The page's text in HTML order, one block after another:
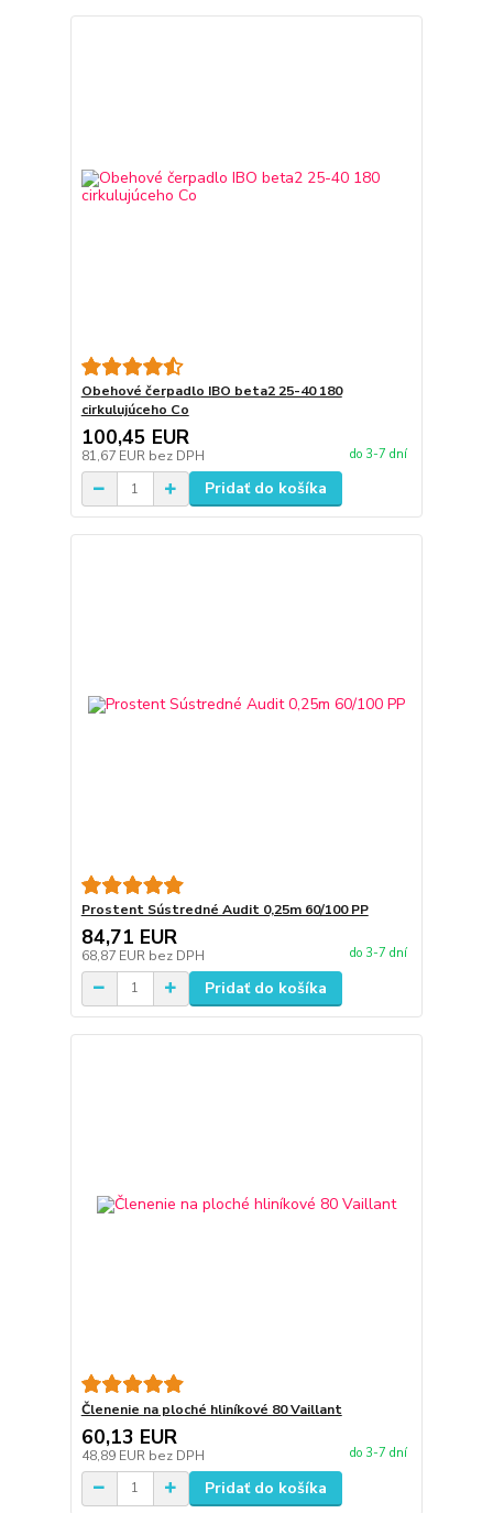
Obehové čerpadlo IBO beta2 25-40 180
cirkulujúceho Co
100,45 EUR
81,67 EUR bez DPH do 3-7 dní
Pridať do košíka
Prostent Sústredné Audit 0,25m 60/100 PP
84,71 EUR
68,87 EUR bez DPH do 3-7 dní
Pridať do košíka
Členenie na ploché hliníkové 80 Vaillant
60,13 EUR
48,89 EUR bez DPH do 3-7 dní
Pridať do košíka